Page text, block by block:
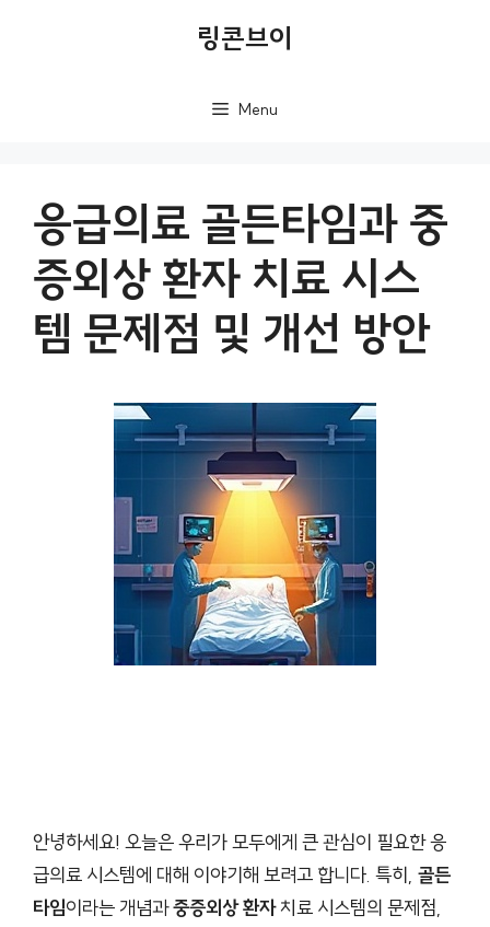
링콘브이
Menu
응급의료 골든타임과 중
증외상 환자 치료 시스
템 문제점 및 개선 방안
안녕하세요! 오늘은 우리가 모두에게 큰 관심이 필요한 응
급의료 시스템에 대해 이야기해 보려고 합니다. 특히, 골든
타임이라는 개념과중증외상 환자치료 시스템의 문제점,